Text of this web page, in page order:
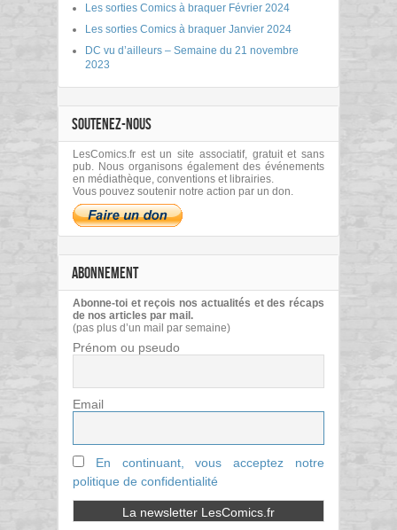
Les sorties Comics à braquer Février 2024
Les sorties Comics à braquer Janvier 2024
DC vu d’ailleurs – Semaine du 21 novembre
2023
SOUTENEZ-NOUS
LesComics.fr est un site associatif, gratuit et sans
pub. Nous organisons également des événements
en médiathèque, conventions et librairies.
Vous pouvez soutenir notre action par un don.
ABONNEMENT
Abonne-toi et reçois nos actualités et des récaps
de nos articles par mail.
(pas plus d’un mail par semaine)
Prénom ou pseudo
Email
En continuant, vous acceptez notre
politique de confidentialité